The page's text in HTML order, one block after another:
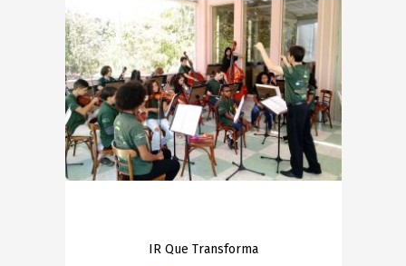
IR Que Transforma